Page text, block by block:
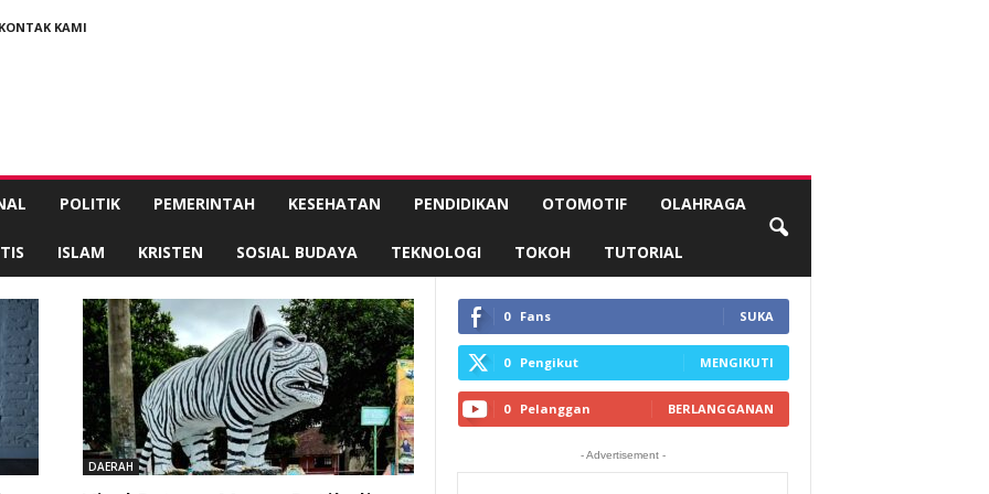
KONTAK KAMI
POLITIK PEMERINTAH KESEHATAN PENDIDIKAN OTOMOTIF OLAHRAGA
ISLAM KRISTEN SOSIAL BUDAYA TEKNOLOGI TOKOH TUTORIAL
DAERAH
0 Fans SUKA
0 Pengikut MENGIKUTI
0 Pelanggan BERLANGGANAN
- Advertisement -